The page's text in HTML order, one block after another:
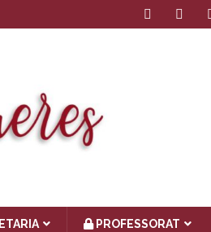
PROFESSORAT